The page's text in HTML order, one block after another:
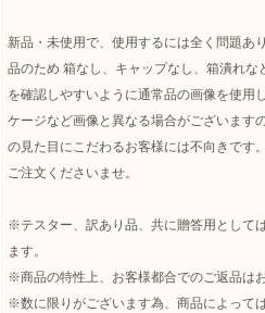
新品・未使用で、使用するには全く問題あ
品のため 箱なし、キャップなし、箱潰れ
を確認しやすいように通常品の画像を使用
ケージなど画像と異なる場合がございます
の見た目にこだわるお客様には不向きです
ご注文くださいませ。
※テスター、訳あり品、共に贈答用として
ます。
※商品の特性上、お客様都合でのご返品は
※数に限りがございます為、商品によって